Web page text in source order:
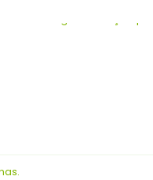
de energia e nutrição